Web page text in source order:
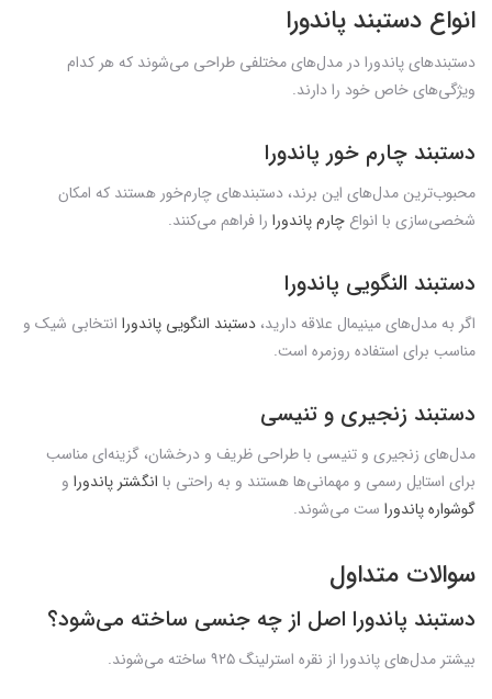
انواع دستبند پاندورا
دستبندهای پاندورا در مدل‌های مختلفی طراحی می‌شوند که هر کدام
ویژگی‌های خاص خود را دارند.
دستبند چارم خور پاندورا
محبوب‌ترین مدل‌های این برند، دستبندهای چارم‌خور هستند که امکان
شخصی‌سازی با انواع چارم پاندورا را فراهم می‌کنند.
دستبند النگویی پاندورا
اگر به مدل‌های مینیمال علاقه دارید، دستبند النگویی پاندورا انتخابی شیک و
مناسب برای استفاده روزمره است.
دستبند زنجیری و تنیسی
مدل‌های زنجیری و تنیسی با طراحی ظریف و درخشان، گزینه‌ای مناسب
برای استایل رسمی و مهمانی‌ها هستند و به راحتی با انگشتر پاندورا و
گوشواره پاندورا ست می‌شوند.
سوالات متداول
دستبند پاندورا اصل از چه جنسی ساخته می‌شود؟
بیشتر مدل‌های پاندورا از نقره استرلینگ ۹۲۵ ساخته می‌شوند.